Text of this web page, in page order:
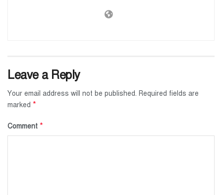
Leave a Reply
Your email address will not be published. Required fields are
marked *
Comment *